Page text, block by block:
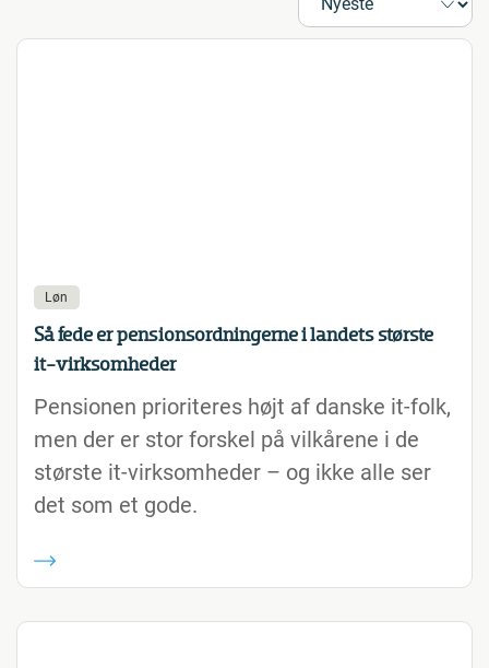
Løn
Så fede er pensionsordningerne i landets største
it-virksomheder
Pensionen prioriteres højt af danske it-folk,
men der er stor forskel på vilkårene i de
største it-virksomheder – og ikke alle ser
det som et gode.